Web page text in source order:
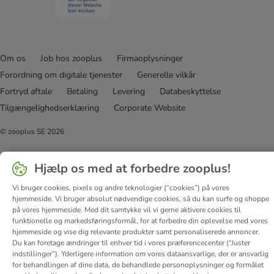
Om os Job hos zooplus
Firmaoplysninger
Forordning om digitale tjenester
Generelle vilkår
Fortryd aftale
Betaling Levering
Databeskyttelse
Tilgængelighedserklæring
Corporate Website
© zooplus SE 2026
Hjælp os med at forbedre zooplus!
Vi bruger cookies, pixels og andre teknologier (“cookies”) på vores
hjemmeside. Vi bruger absolut nødvendige cookies, så du kan surfe og shoppe
på vores hjemmeside. Med dit samtykke vil vi gerne aktivere cookies til
funktionelle og markedsføringsformål, for at forbedre din oplevelse med vores
hjemmeside og vise dig relevante produkter samt personaliserede annoncer.
Du kan foretage ændringer til enhver tid i vores præferencecenter (“Juster
indstillinger”). Yderligere information om vores dataansvarlige, der er ansvarlig
for behandlingen af ​​dine data, de behandlede personoplysninger og formålet